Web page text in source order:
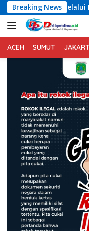
Langsung
ke
konten
Breaking News
Sabuk
ACEH SUMUT